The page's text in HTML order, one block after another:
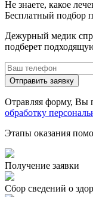
Не знаете, какое
Бесплатный подбор
Дежурный медик
подберет
Отправить заявку
Отравляя форму, Вы
обработку
Этапы оказания
Получение заявки
Сбор сведений о